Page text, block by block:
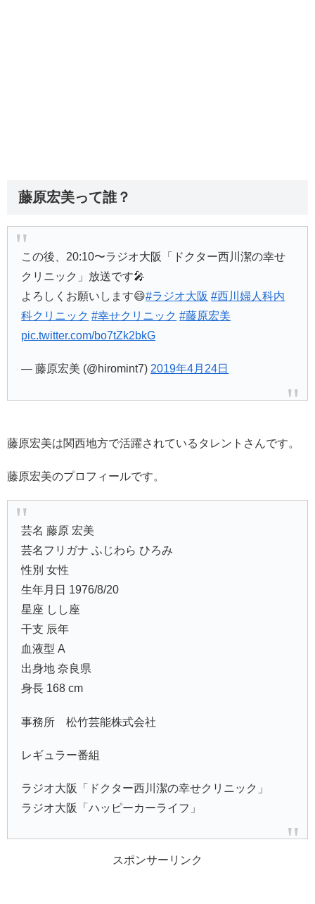
藤原宏美って誰？
この後、20:10〜ラジオ大阪「ドクター西川潔の幸せ
クリニック」放送です🎤
よろしくお願いします😄#ラジオ大阪 #西川婦人科内
科クリニック #幸せクリニック #藤原宏美
pic.twitter.com/bo7tZk2bkG
— 藤原宏美 (@hiromint7) 2019年4月24日
藤原宏美は関西地方で活躍されているタレントさんです。
藤原宏美のプロフィールです。
芸名 藤原 宏美
芸名フリガナ ふじわら ひろみ
性別 女性
生年月日 1976/8/20
星座 しし座
干支 辰年
血液型 A
出身地 奈良県
身長 168 cm
事務所 松竹芸能株式会社
レギュラー番組
ラジオ大阪「ドクター西川潔の幸せクリニック」
ラジオ大阪「ハッピーカーライフ」
スポンサーリンク